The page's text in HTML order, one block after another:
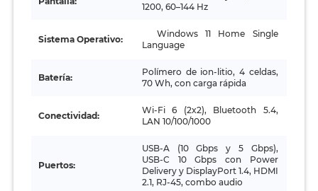
1200, 60–144 Hz
Sistema Operativo:
Windows 11 Home Single
Language
Batería:
Polímero de ion‑litio, 4 celdas,
70 Wh, con carga rápida
Conectividad:
Wi‑Fi 6 (2x2), Bluetooth 5.4,
LAN 10/100/1000
Puertos:
USB‑A (10 Gbps y 5 Gbps),
USB‑C 10 Gbps con Power
Delivery y DisplayPort 1.4, HDMI
2.1, RJ‑45, combo audio